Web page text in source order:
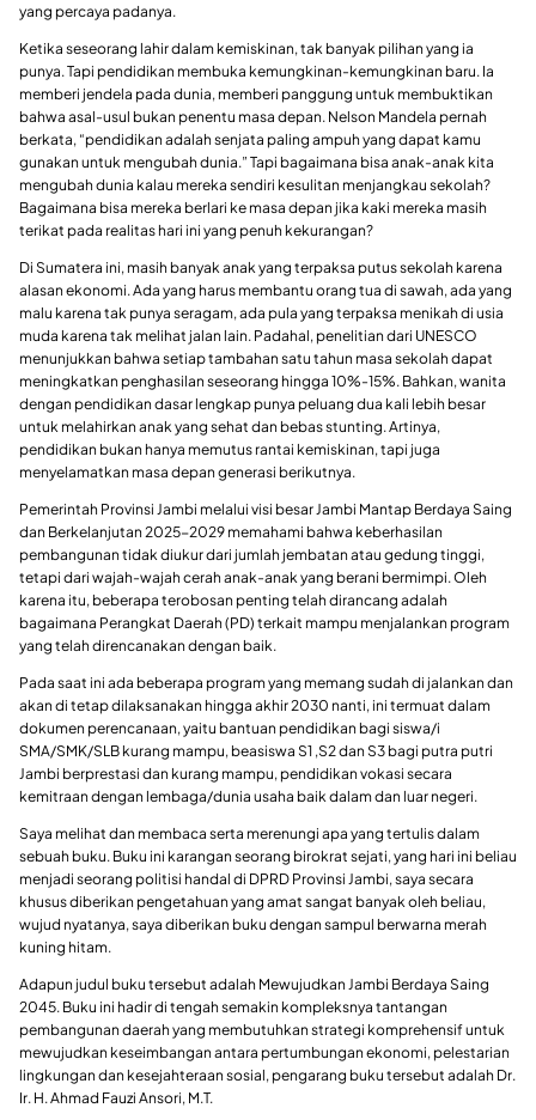
yang percaya padanya.
Ketika seseorang lahir dalam kemiskinan, tak banyak pilihan yang ia
punya. Tapi pendidikan membuka kemungkinan-kemungkinan baru. Ia
memberi jendela pada dunia, memberi panggung untuk membuktikan
bahwa asal-usul bukan penentu masa depan. Nelson Mandela pernah
berkata, “pendidikan adalah senjata paling ampuh yang dapat kamu
gunakan untuk mengubah dunia.” Tapi bagaimana bisa anak-anak kita
mengubah dunia kalau mereka sendiri kesulitan menjangkau sekolah?
Bagaimana bisa mereka berlari ke masa depan jika kaki mereka masih
terikat pada realitas hari ini yang penuh kekurangan?
Di Sumatera ini, masih banyak anak yang terpaksa putus sekolah karena
alasan ekonomi. Ada yang harus membantu orang tua di sawah, ada yang
malu karena tak punya seragam, ada pula yang terpaksa menikah di usia
muda karena tak melihat jalan lain. Padahal, penelitian dari UNESCO
menunjukkan bahwa setiap tambahan satu tahun masa sekolah dapat
meningkatkan penghasilan seseorang hingga 10%-15%. Bahkan, wanita
dengan pendidikan dasar lengkap punya peluang dua kali lebih besar
untuk melahirkan anak yang sehat dan bebas stunting. Artinya,
pendidikan bukan hanya memutus rantai kemiskinan, tapi juga
menyelamatkan masa depan generasi berikutnya.
Pemerintah Provinsi Jambi melalui visi besar Jambi Mantap Berdaya Saing
dan Berkelanjutan 2025-2029 memahami bahwa keberhasilan
pembangunan tidak diukur dari jumlah jembatan atau gedung tinggi,
tetapi dari wajah-wajah cerah anak-anak yang berani bermimpi. Oleh
karena itu, beberapa terobosan penting telah dirancang adalah
bagaimana Perangkat Daerah (PD) terkait mampu menjalankan program
yang telah direncanakan dengan baik.
Pada saat ini ada beberapa program yang memang sudah di jalankan dan
akan di tetap dilaksanakan hingga akhir 2030 nanti, ini termuat dalam
dokumen perencanaan, yaitu bantuan pendidikan bagi siswa/i
SMA/SMK/SLB kurang mampu, beasiswa S1 ,S2 dan S3 bagi putra putri
Jambi berprestasi dan kurang mampu, pendidikan vokasi secara
kemitraan dengan lembaga/dunia usaha baik dalam dan luar negeri.
Saya melihat dan membaca serta merenungi apa yang tertulis dalam
sebuah buku. Buku ini karangan seorang birokrat sejati, yang hari ini beliau
menjadi seorang politisi handal di DPRD Provinsi Jambi, saya secara
khusus diberikan pengetahuan yang amat sangat banyak oleh beliau,
wujud nyatanya, saya diberikan buku dengan sampul berwarna merah
kuning hitam.
Adapun judul buku tersebut adalah Mewujudkan Jambi Berdaya Saing
2045. Buku ini hadir di tengah semakin kompleksnya tantangan
pembangunan daerah yang membutuhkan strategi komprehensif untuk
mewujudkan keseimbangan antara pertumbungan ekonomi, pelestarian
lingkungan dan kesejahteraan sosial, pengarang buku tersebut adalah Dr.
Ir. H. Ahmad Fauzi Ansori, M.T.